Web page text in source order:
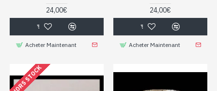
24,00€
Acheter Maintenant
24,00€
Acheter Maintenant
HORS STOCK